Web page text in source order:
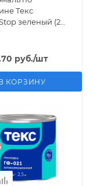
Текс
зеленый (2
руб./шт
КОРЗИНУ